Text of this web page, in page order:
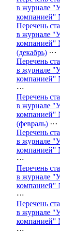
в журнале
компанией"
Перечень
в журнале
компанией"
(декабрь) ⋯
Перечень
в журнале
компанией"
⋯
Перечень
в журнале
компанией"
(февраль) ⋯
Перечень
в журнале
компанией"
⋯
Перечень
в журнале
компанией"
⋯
Перечень
в журнале
компанией"
⋯